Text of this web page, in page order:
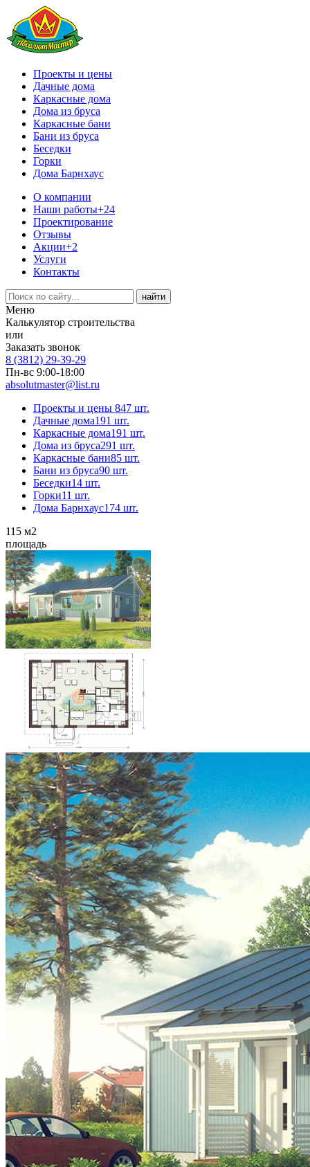
Проекты и цены
Дачные дома
Каркасные дома
Дома из бруса
Каркасные бани
Бани из бруса
Беседки
Горки
Дома Барнхаус
О компании
Наши работы+24
Проектирование
Отзывы
Акции+2
Услуги
Контакты
Меню
Калькулятор строительства
или
Заказать звонок
8 (3812) 29-39-29
Пн-вс 9:00-18:00
absolutmaster@list.ru
Проекты и цены 847 шт.
Дачные дома191 шт.
Каркасные дома191 шт.
Дома из бруса291 шт.
Каркасные бани85 шт.
Бани из бруса90 шт.
Беседки14 шт.
Горки11 шт.
Дома Барнхаус174 шт.
115 м2
площадь